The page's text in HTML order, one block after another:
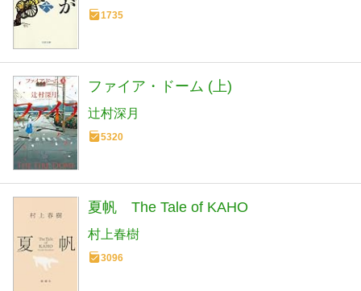
1735
ファイア・ドーム (上)
辻村深月
5320
夏帆 The Tale of KAHO
村上春樹
3096